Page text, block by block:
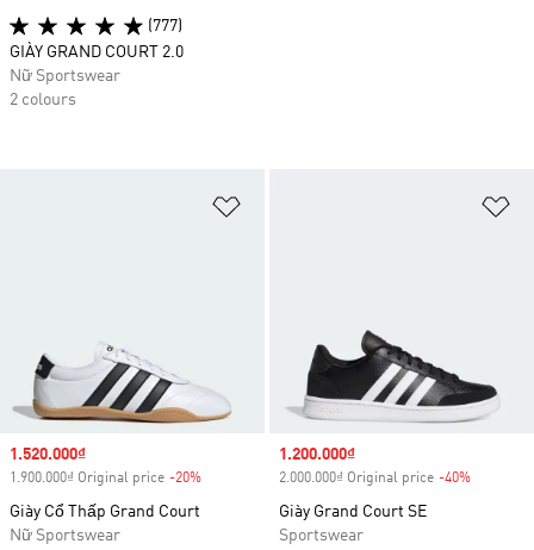
Sale price
1.520.000₫
1.900.000₫ Original price -20%
Giày Cổ Thấp Grand Court
Nữ Sportswear
Sale price
1.200.000₫
2.000.000₫ Original price -40%
Giày Grand Court SE
Sportswear
(777)
GIÀY GRAND COURT 2.0
Nữ Sportswear
2 colours